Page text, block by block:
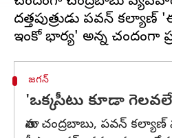
దత్తపుత్రుడు పవన్
జగన్
'ఒక్క సీటు కూడా
తాను చంద్రబాబు, పవన్